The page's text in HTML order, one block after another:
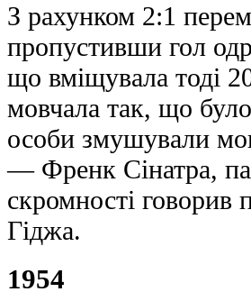
З рахунком 2:1
пропустивши гол
що вміщувала тоді
мовчала так, що
особи змушували
— Френк Сінатра,
скромності говорив
Гіджа.
1954